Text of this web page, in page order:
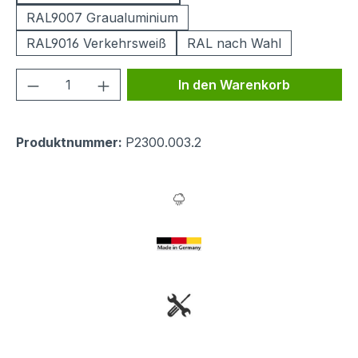
RAL9007 Graualuminium
RAL9016 Verkehrsweiß
RAL nach Wahl
Produkt Anzahl: Gib denIn den Warenkorb
Produktnummer: P2300.003.2